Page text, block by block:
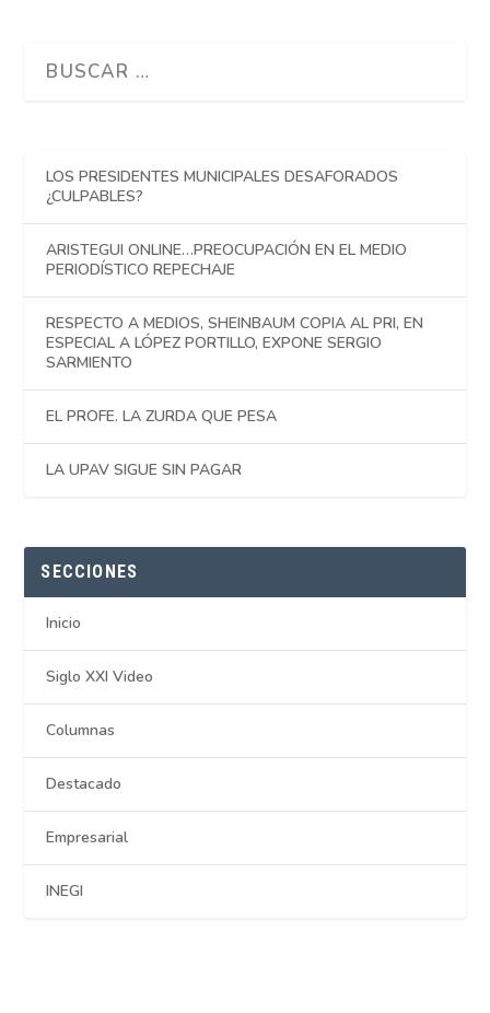
LOS PRESIDENTES MUNICIPALES DESAFORADOS
¿CULPABLES?
ARISTEGUI ONLINE…PREOCUPACIÓN EN EL MEDIO
PERIODÍSTICO REPECHAJE
RESPECTO A MEDIOS, SHEINBAUM COPIA AL PRI, EN
ESPECIAL A LÓPEZ PORTILLO, EXPONE SERGIO
SARMIENTO
EL PROFE. LA ZURDA QUE PESA
LA UPAV SIGUE SIN PAGAR
SECCIONES
Inicio
Siglo XXI Video
Columnas
Destacado
Empresarial
INEGI